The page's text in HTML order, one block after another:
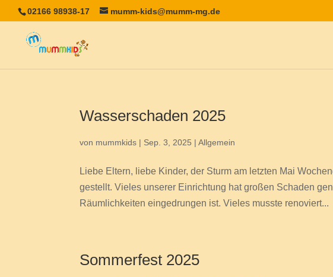
02166 98938-17 mumm-kids@mumm-mg.de
Wasserschaden 2025
von mummkids | Sep. 3, 2025 |Allgemein
Liebe Eltern, liebe Kinder, der Sturm am letzten Mai
gestellt. Vieles unserer Einrichtung hat großen Schaden
Räumlichkeiten eingedrungen ist. Vieles musste renoviert...
Sommerfest 2025